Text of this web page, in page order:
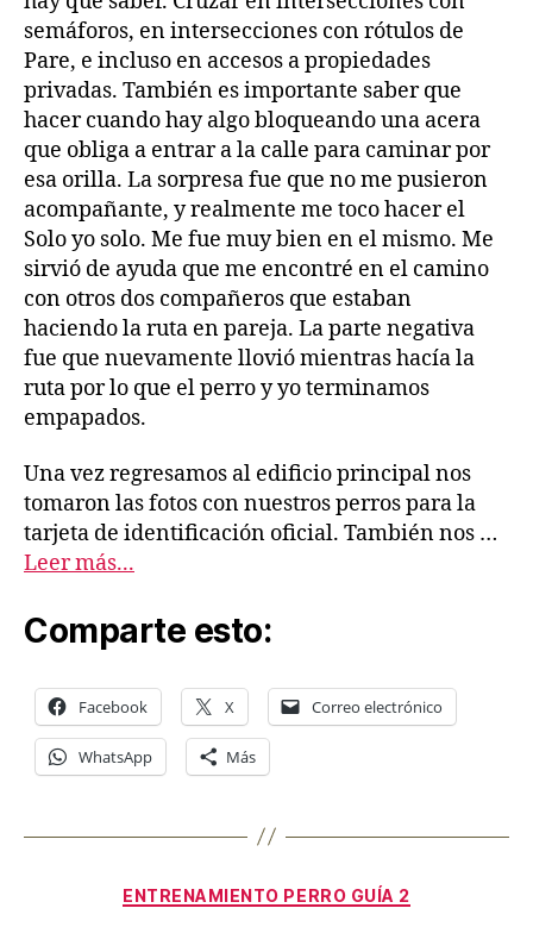
semáforos, en intersecciones con rótulos de
Pare, e incluso en accesos a propiedades
privadas. También es importante saber que
hacer cuando hay algo bloqueando una acera
que obliga a entrar a la calle para caminar por
esa orilla. La sorpresa fue que no me pusieron
acompañante, y realmente me toco hacer el
Solo yo solo. Me fue muy bien en el mismo. Me
sirvió de ayuda que me encontré en el camino
con otros dos compañeros que estaban
haciendo la ruta en pareja. La parte negativa
fue que nuevamente llovió mientras hacía la
ruta por lo que el perro y yo terminamos
empapados.
Una vez regresamos al edificio principal nos
tomaron las fotos con nuestros perros para la
tarjeta de identificación oficial. También nos …
Leer más...
Comparte esto:
Facebook X Correo electrónico
WhatsApp Más
Categorías
ENTRENAMIENTO PERRO GUÍA 2